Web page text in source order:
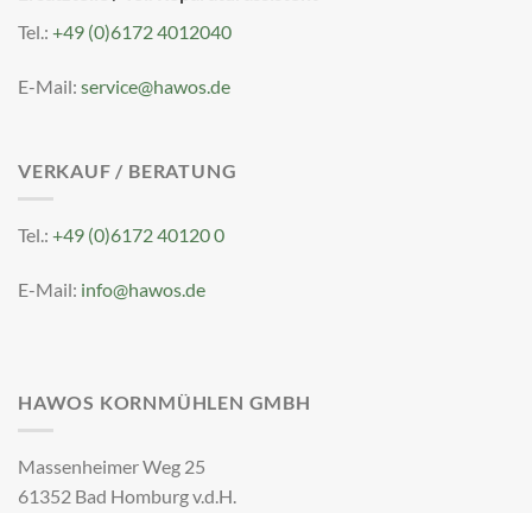
Tel.: +49 (0)6172 4012040
E-Mail: service@hawos.de
VERKAUF / BERATUNG
Tel.: +49 (0)6172 40120 0
E-Mail: info@hawos.de
HAWOS KORNMÜHLEN GMBH
Massenheimer Weg 25
61352 Bad Homburg v.d.H.